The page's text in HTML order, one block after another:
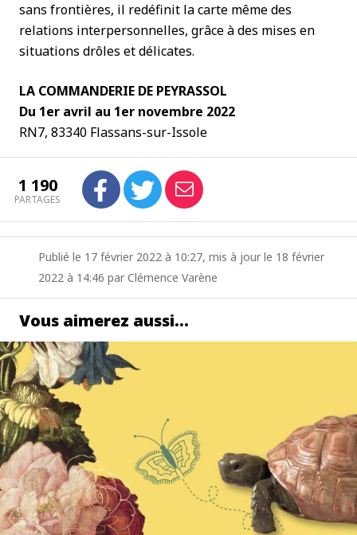
sans frontières, il redéfinit la carte même des
relations interpersonnelles, grâce à des mises en
situations drôles et délicates.
LA COMMANDERIE DE PEYRASSOL
Du 1er avril au 1er novembre 2022
RN7, 83340 Flassans-sur-Issole
1 190
PARTAGES
Publié le 17 février 2022 à 10:27, mis à jour le 18 février
2022 à 14:46 par Clémence Varène
Vous aimerez aussi…